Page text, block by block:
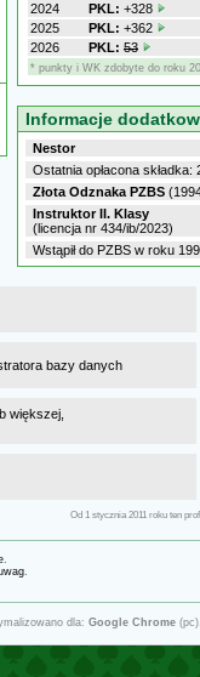
2024
PKL: +328
2025
PKL: +362
2026
PKL: 53
* punkty i WK zdobyte do roku
Informacje
Nestor
Ostatnia opłacona składka:
Złota Odznaka PZBS
Instruktor II. Klasy
(licencja nr 434/ib/2023)
Wstąpił do PZBS w roku
bazy danych
większej,
Od 1 stycznia 2011 roku ten
.
.
dla: Google Chrome (pc).